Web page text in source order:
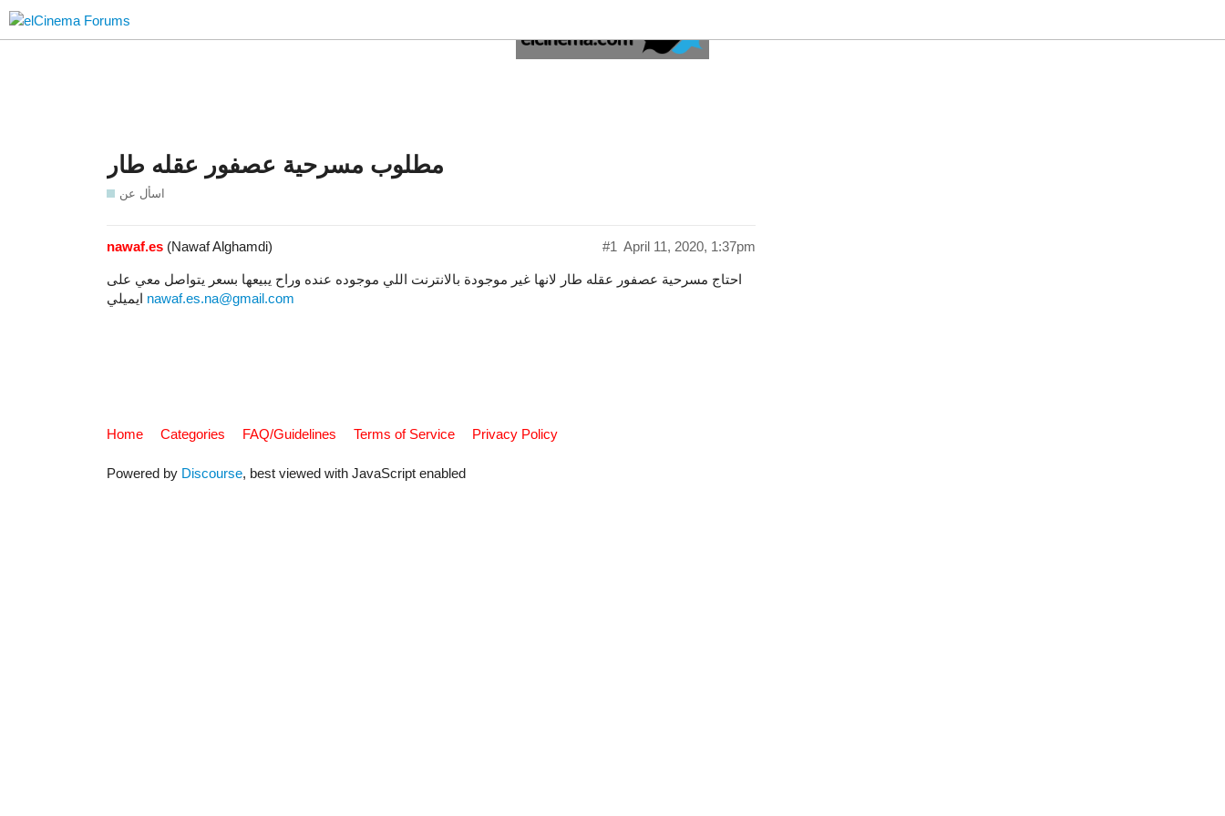
مطلوب مسرحية عصفور عقله طار
اسأل عن
nawaf.es (Nawaf Alghamdi) April 11, 2020, 1:37pm
#1
احتاج مسرحية عصفور عقله طار لانها غير موجودة بالانترنت اللي موجوده عنده وراح يبيعها بسعر يتواصل معي على
nawaf.es.na@gmail.com
Home Categories FAQ/Guidelines Terms of Service Privacy Policy
Powered by Discourse, best viewed with JavaScript enabled